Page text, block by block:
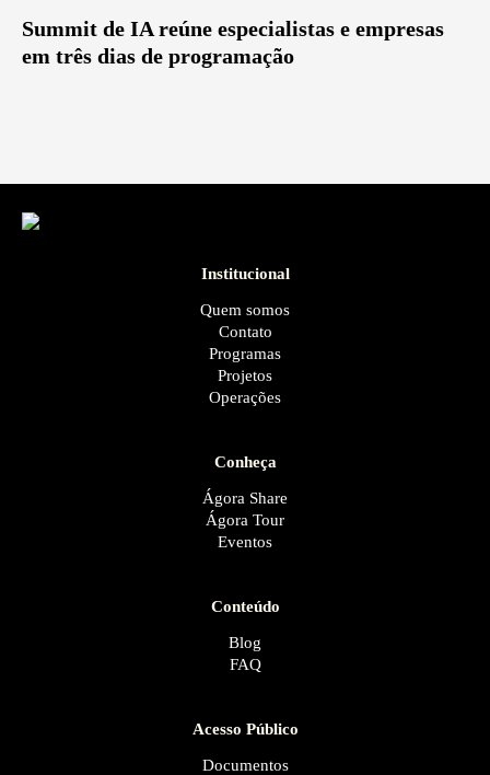
Summit de IA reúne especialistas e empresas
em três dias de programação
Institucional
Quem somos
Contato
Programas
Projetos
Operações
Conheça
Ágora Share
Ágora Tour
Eventos
Conteúdo
Blog
FAQ
Acesso Público
Documentos